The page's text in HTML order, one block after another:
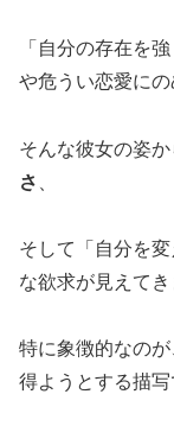
「自分の存在を
や危うい恋愛にの
そんな彼女の姿
さ
そして「自分を
な欲求が見えてき
特に象徴的なのが
得ようとする描写